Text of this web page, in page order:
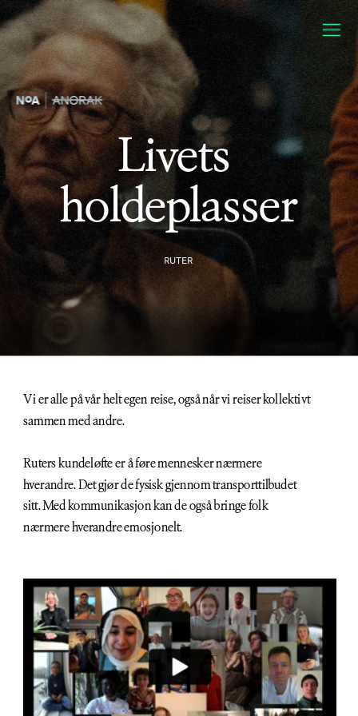
Livets
holdeplasser
RUTER
Vi er alle på vår helt egen reise, også når vi reiser kollektivt
sammen med andre.
Ruters kundeløfte er å føre mennesker nærmere
hverandre. Det gjør de fysisk gjennom transporttilbudet
sitt. Med kommunikasjon kan de også bringe folk
nærmere hverandre emosjonelt.